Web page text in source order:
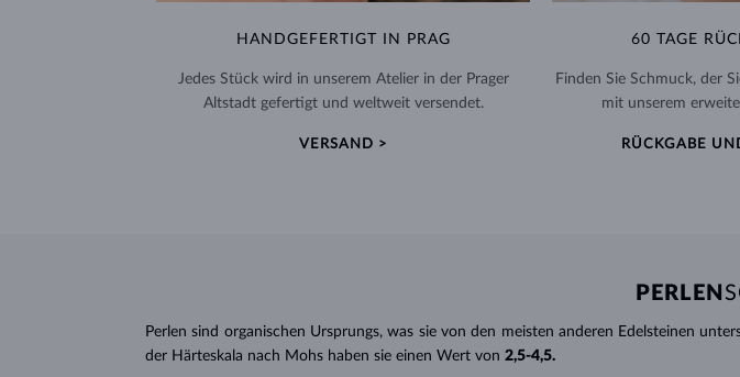
HANDGEFERTIGT IN PRAG
Jedes Stück wird in unserem Atelier in der Prager
Altstadt gefertigt und weltweit versendet.
VERSAND >
60 TAGE
Finden Sie Schmuck, der
mit unserem
RÜCKGABE
PERLEN
Perlen sind organischen Ursprungs, was sie von den meisten anderen Edelsteinen
der Härteskala nach Mohs haben sie einen Wert von 2,5-4,5.